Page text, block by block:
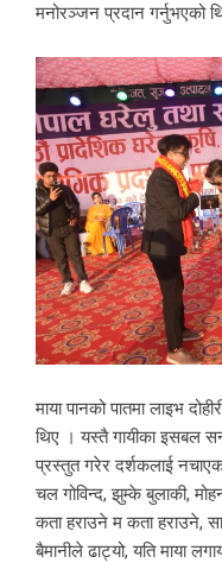
मनोरञ्जन प्रदान गर्नुभएको
माया पानको पातमा लाइभ
थिए । यस्तै गायीका इसबल
प्रस्तुत गरेर दर्शकलाई
चल गोविन्द, झुम्के बुलाकी,
कता हराउने म कता हराउने,
बैमानीले ढाट्यो, यति माया